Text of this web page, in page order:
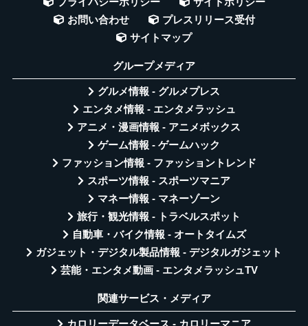
お問い合わせ
プレスリリース受付
サイトマップ
グループメディア
グルメ情報 - グルメプレス
エンタメ情報 - エンタメラッシュ
アニメ・漫画情報 - アニメボックス
ゲーム情報 - ゲームハック
ファッション情報 - ファッショントレンド
スポーツ情報 - スポーツマニア
マネー情報 - マネーゾーン
旅行・観光情報 - トラベルスポット
自動車・バイク情報 - オートタイムズ
ガジェット・デジタル製品情報 - デジタルガジェット
芸能・エンタメ動画 - エンタメラッシュTV
関連サービス・メディア